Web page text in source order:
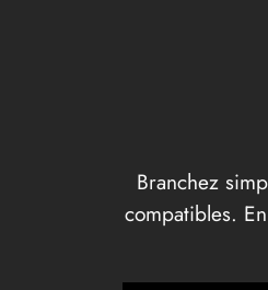
Branchez
compatibles.